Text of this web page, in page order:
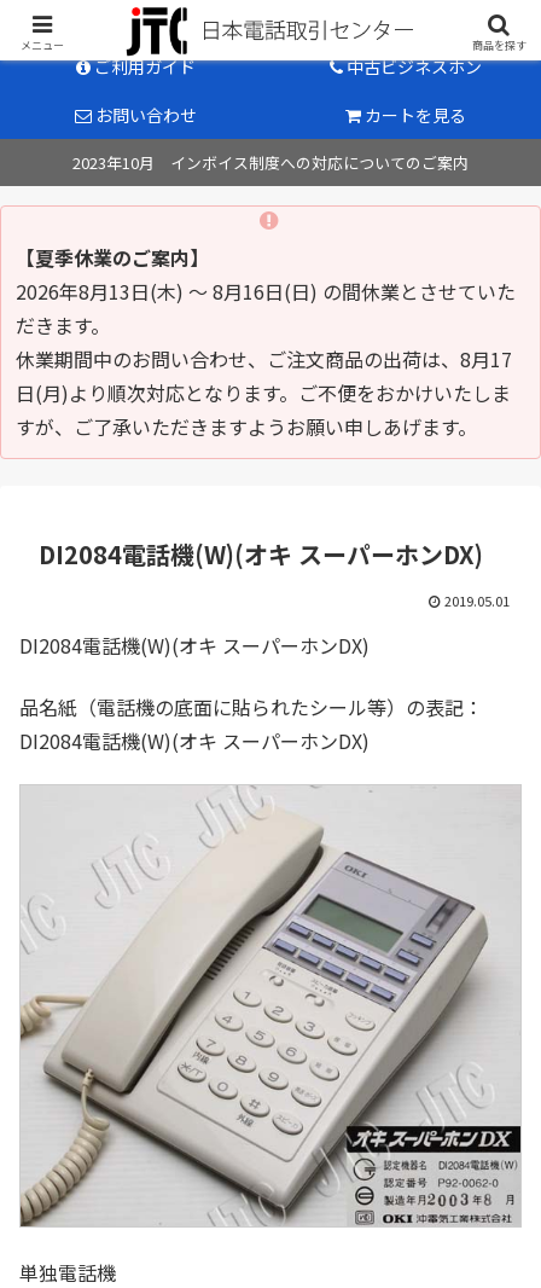
中古ビジネスホン販売のパイオニア
ご利用ガイド
中古ビジネスホン
お問い合わせ
カートを見る
2023年10月 インボイス制度への対応についてのご案内
【夏季休業のご案内】
2026年8月13日(木) ～ 8月16日(日) の間休業とさせていた
だきます。
休業期間中のお問い合わせ、ご注文商品の出荷は、8月17
日(月)より順次対応となります。ご不便をおかけいたしま
すが、ご了承いただきますようお願い申しあげます。
DI2084電話機(W)(オキ スーパーホンDX)
2019.05.01
DI2084電話機(W)(オキ スーパーホンDX)
品名紙（電話機の底面に貼られたシール等）の表記：
DI2084電話機(W)(オキ スーパーホンDX)
単独電話機
メニュー 商品を探す